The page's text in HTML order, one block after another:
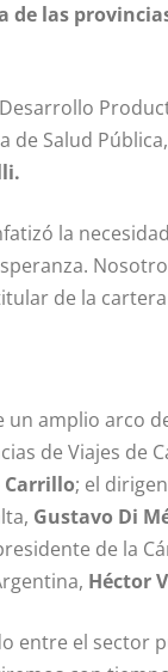
las
de Salud Pública,
la
de la
amplio arco
de Viajes de
Carrillo; el
Gustavo Di
de la
Héctor
entre el sector